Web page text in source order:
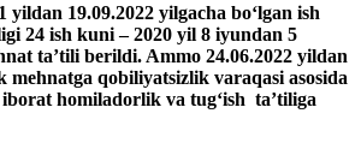
yildan 19.09.2022 yilgacha boʻlgan ish
24 ish kuni –2020 yil 8 iyundan 5
ta’tili berildi. Ammo 24.06.2022 yildan
mehnatga qobiliyatsizlik varaqasi asosida
homiladorlik va tugʻish ta’tiliga